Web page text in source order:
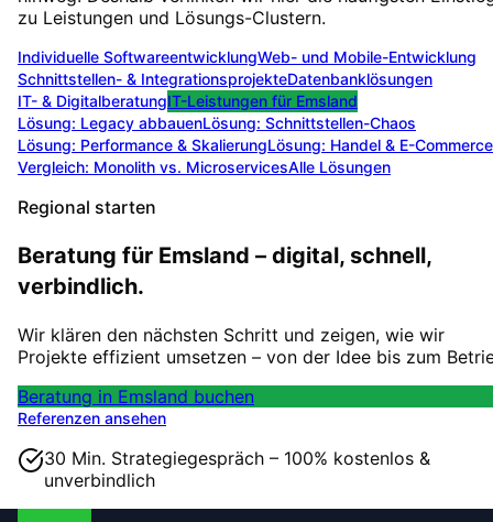
zu Leistungen und Lösungs-Clustern.
Individuelle SoftwareentwicklungWeb- und Mobile-Entwicklung
Schnittstellen- & IntegrationsprojekteDatenbanklösungen
IT- & DigitalberatungIT-Leistungen für Emsland
Lösung: Legacy abbauenLösung: Schnittstellen-Chaos
Lösung: Performance & SkalierungLösung: Handel & E-Commerce
Vergleich: Monolith vs. MicroservicesAlle Lösungen
Regional starten
Beratung für Emsland – digital, schnell,
verbindlich.
Wir klären den nächsten Schritt und zeigen, wie wir
Projekte effizient umsetzen – von der Idee bis zum
Beratung in Emsland buchen
Referenzen ansehen
30 Min. Strategiegespräch – 100% kostenlos &
unverbindlich